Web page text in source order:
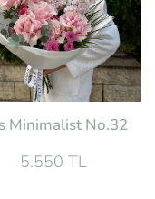
Minimalist No.32
5.550 TL